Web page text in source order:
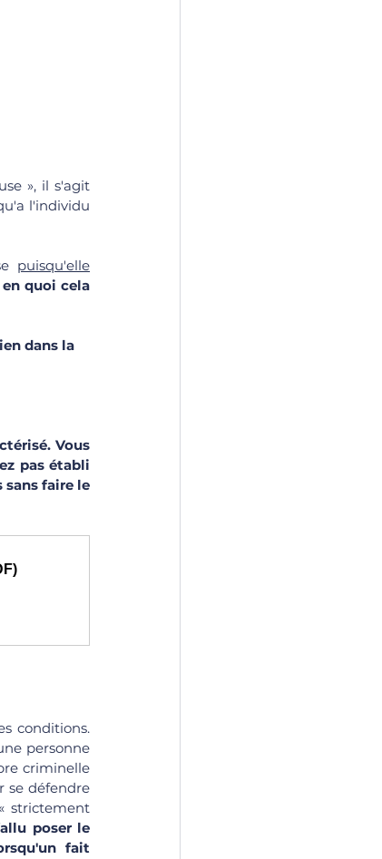
», il s'agit
l'individu
puisqu'elle
en quoi cela
dans la
Vous
pas établi
sans faire le
conditions.
personne
criminelle
se défendre
strictement
poser le
fait